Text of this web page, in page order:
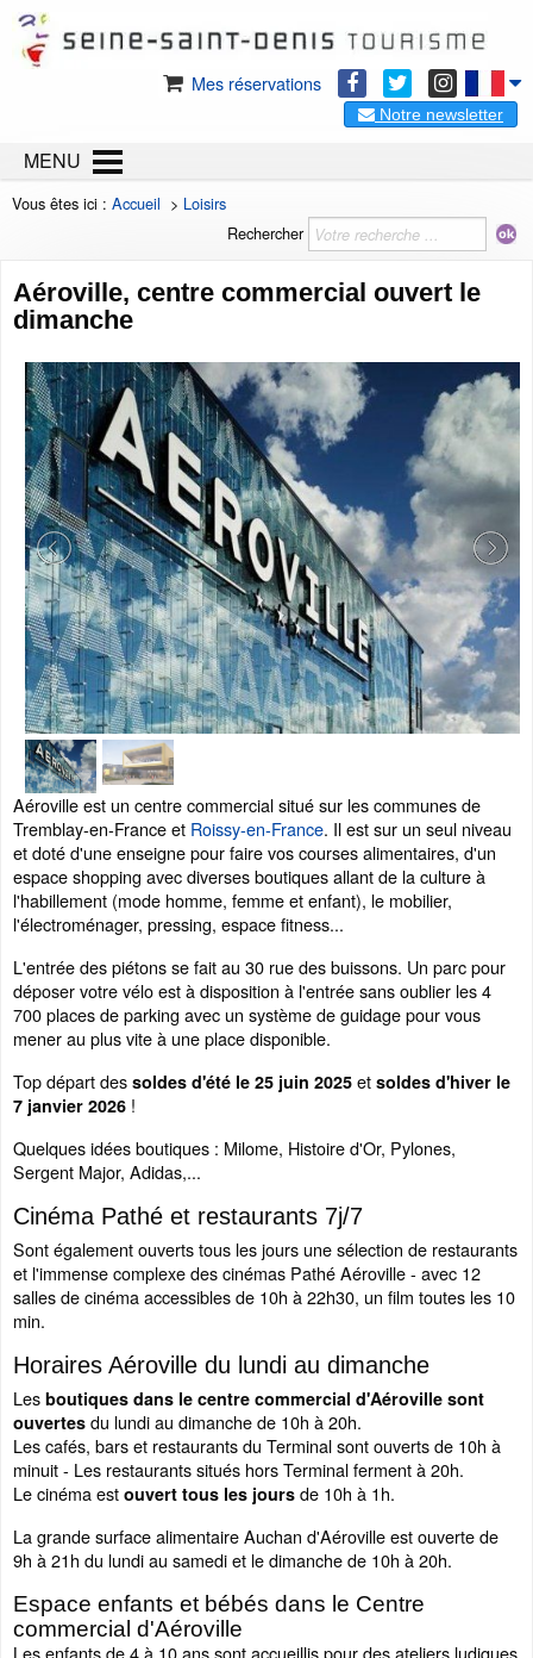
Mes réservations
Notre newsletter
MENU
Vous êtes ici : Accueil > Loisirs
Rechercher
Aéroville, centre commercial ouvert le
dimanche
Aéroville est un centre commercial situé sur les communes de
Tremblay-en-France et Roissy-en-France. Il est sur un seul niveau
et doté d'une enseigne pour faire vos courses alimentaires, d'un
espace shopping avec diverses boutiques allant de la culture à
l'habillement (mode homme, femme et enfant), le mobilier,
l'électroménager, pressing, espace fitness...
L'entrée des piétons se fait au 30 rue des buissons. Un parc pour
déposer votre vélo est à disposition à l'entrée sans oublier les 4
700 places de parking avec un système de guidage pour vous
mener au plus vite à une place disponible.
Top départ des soldes d'été le 25 juin 2025 et soldes d'hiver le
7 janvier 2026 !
Quelques idées boutiques : Milome, Histoire d'Or, Pylones,
Sergent Major, Adidas,...
Cinéma Pathé et restaurants 7j/7
Sont également ouverts tous les jours une sélection de restaurants
et l'immense complexe des cinémas Pathé Aéroville - avec 12
salles de cinéma accessibles de 10h à 22h30, un film toutes les 10
min.
Horaires Aéroville du lundi au dimanche
Les boutiques dans le centre commercial d'Aéroville sont
ouvertes du lundi au dimanche de 10h à 20h.
Les cafés, bars et restaurants du Terminal sont ouverts de 10h à
minuit - Les restaurants situés hors Terminal ferment à 20h.
Le cinéma est ouvert tous les jours de 10h à 1h.
La grande surface alimentaire Auchan d'Aéroville est ouverte de
9h à 21h du lundi au samedi et le dimanche de 10h à 20h.
Espace enfants et bébés dans le Centre
commercial d'Aéroville
Les enfants de 4 à 10 ans sont accueillis pour des ateliers ludiques